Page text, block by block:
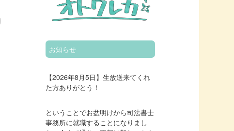
お知らせ
【2026年8月5日】生放送来てくれ
た方ありがとう！
ということでお盆明けから司法書士
事務所に就職することになりまし